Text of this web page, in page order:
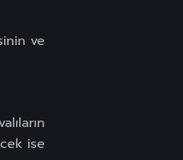
ve
ise